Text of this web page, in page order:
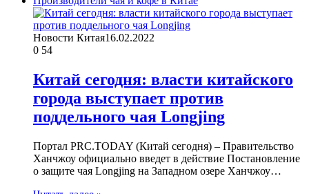
Новости Китая16.02.2022
0 54
Китай сегодня: власти китайского
города выступает против
поддельного чая Longjing
Портал PRC.TODAY (Китай сегодня) – Правительство
Ханчжоу официально введет в действие Постановление
о защите чая Longjing на Западном озере Ханчжоу…